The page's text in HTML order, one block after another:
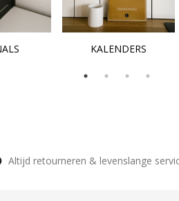
KALENDERS
Altijd retourneren & levenslange